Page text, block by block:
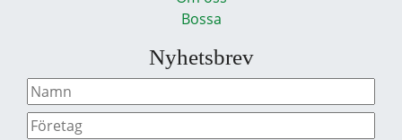
Bossa
Nyhetsbrev